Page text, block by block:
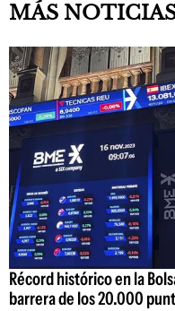
MÁS
Récord histórico en la
barrera de los 20.000